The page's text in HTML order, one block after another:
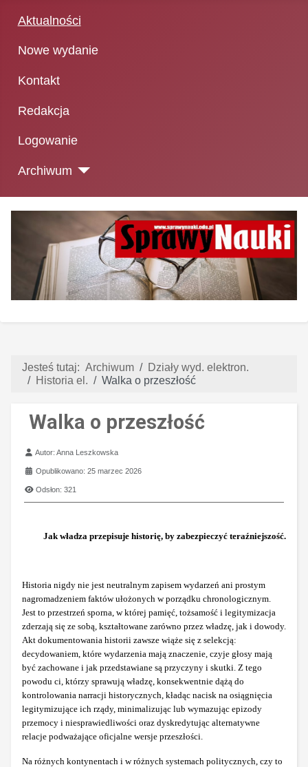
Aktualności
Nowe wydanie
Kontakt
Redakcja
Logowanie
Archiwum
Jesteś tutaj: Archiwum
Działy wyd. elektron.
Historia el.
Walka o przeszłość
Walka o przeszłość
Szczegóły
Autor:Anna Leszkowska
Opublikowano: 25 marzec 2026
Odsłon: 321
Jak władza przepisuje historię, by zabezpieczyć teraźniejszość.
Historia nigdy nie jest neutralnym zapisem wydarzeń ani prostym
nagromadzeniem faktów ułożonych w porządku chronologicznym.
Jest to przestrzeń sporna, w której pamięć, tożsamość i legitymizacja
zderzają się ze sobą, kształtowane zarówno przez władzę, jak i dowody.
Akt dokumentowania historii zawsze wiąże się z selekcją:
decydowaniem, które wydarzenia mają znaczenie, czyje głosy mają
być zachowane i jak przedstawiane są przyczyny i skutki. Z tego
powodu ci, którzy sprawują władzę, konsekwentnie dążą do
kontrolowania narracji historycznych, kładąc nacisk na osiągnięcia
legitymizujące ich rządy, minimalizując lub wymazując epizody
przemocy i niesprawiedliwości oraz dyskredytując alternatywne
relacje podważające oficjalne wersje przeszłości.
Na różnych kontynentach i w różnych systemach politycznych, czy to